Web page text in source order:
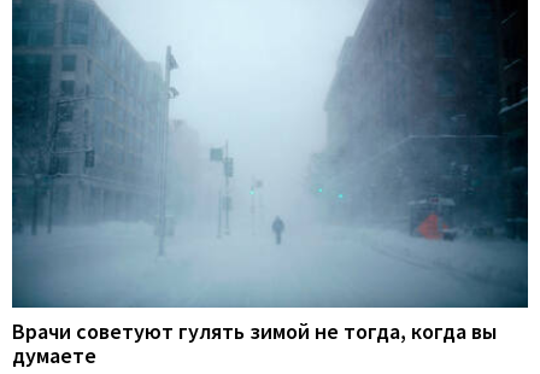
Врачи советуют гулять зимой не тогда, когда вы
думаете